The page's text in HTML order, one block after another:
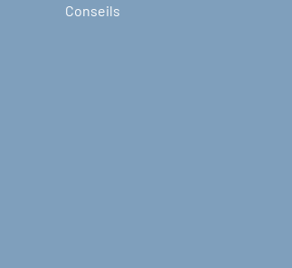
Conseils